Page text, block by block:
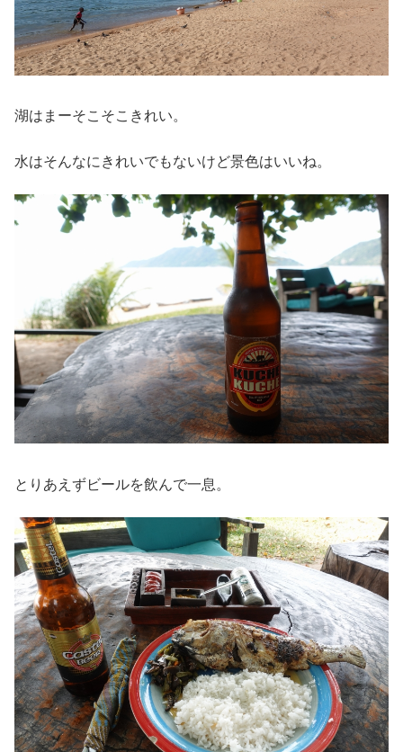
湖はまーそこそこきれい。
水はそんなにきれいでもないけど景色はいいね。
とりあえずビールを飲んで一息。